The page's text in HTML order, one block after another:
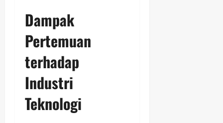
Dampak
Pertemuan
terhadap
Industri
Teknologi